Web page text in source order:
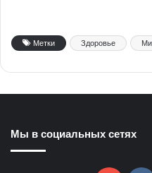
Метки Здоровье
Мы в социальных сетях